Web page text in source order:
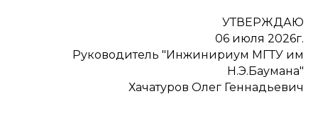
УТВЕРЖДАЮ
06 июля 2026г.
Руководитель "Инжинириум МГТУ им
Н.Э.Баумана"
Хачатуров Олег Геннадьевич